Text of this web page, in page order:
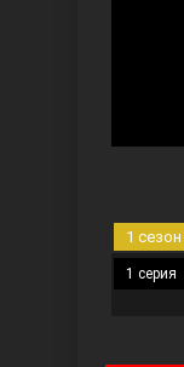
1 сезон
1 серия